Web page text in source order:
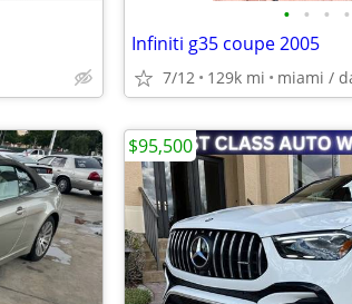
• • • •
Infiniti g35 coupe 2005
7/12 129k mi miami /
$95,500